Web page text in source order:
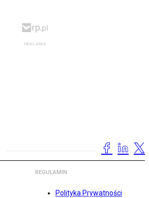
REGULAMIN
Polityka Prywatności